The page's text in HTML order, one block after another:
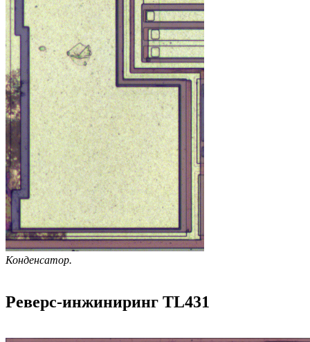
Конденсатор.
Реверс-инжиниринг TL431